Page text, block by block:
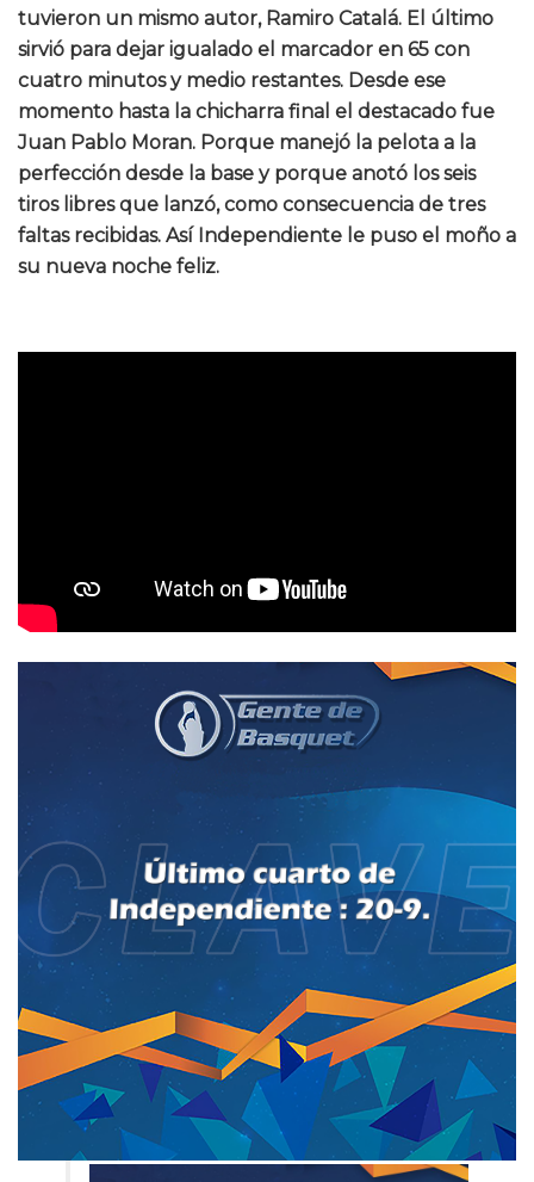
tuvieron un mismo autor, Ramiro Catalá. El último
sirvió para dejar igualado el marcador en 65 con
cuatro minutos y medio restantes. Desde ese
momento hasta la chicharra final el destacado fue
Juan Pablo Moran. Porque manejó la pelota a la
perfección desde la base y porque anotó los seis
tiros libres que lanzó, como consecuencia de tres
faltas recibidas. Así Independiente le puso el moño a
su nueva noche feliz.